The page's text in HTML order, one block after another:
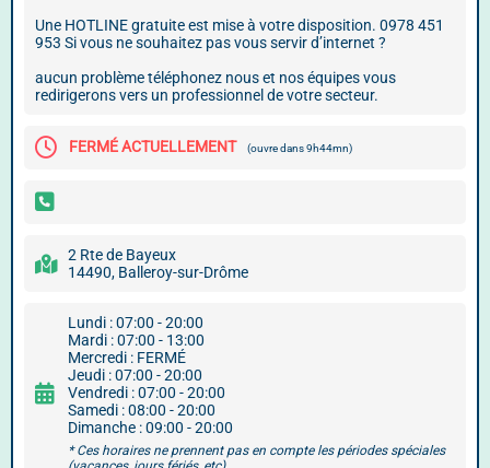
Une HOTLINE gratuite est mise à votre disposition. 0978 451
953 Si vous ne souhaitez pas vous servir d’internet ?
aucun problème téléphonez nous et nos équipes vous
redirigerons vers un professionnel de votre secteur.
FERMÉ ACTUELLEMENT (ouvre dans 9h44mn)
2 Rte de Bayeux
14490, Balleroy-sur-Drôme
Lundi : 07:00 - 20:00
Mardi : 07:00 - 13:00
Mercredi : FERMÉ
Jeudi : 07:00 - 20:00
Vendredi : 07:00 - 20:00
Samedi : 08:00 - 20:00
Dimanche : 09:00 - 20:00
* Ces horaires ne prennent pas en compte les périodes spéciales